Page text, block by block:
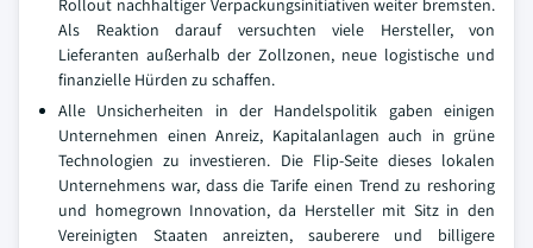
Rollout nachhaltiger Verpackungsinitiativen weiter bremsten.
Als Reaktion darauf versuchten viele Hersteller, von
Lieferanten außerhalb der Zollzonen, neue logistische und
finanzielle Hürden zu schaffen.
Alle Unsicherheiten in der Handelspolitik gaben einigen
Unternehmen einen Anreiz, Kapitalanlagen auch in grüne
Technologien zu investieren. Die Flip-Seite dieses lokalen
Unternehmens war, dass die Tarife einen Trend zu reshoring
und homegrown Innovation, da Hersteller mit Sitz in den
Vereinigten Staaten anreizten, sauberere und billigere